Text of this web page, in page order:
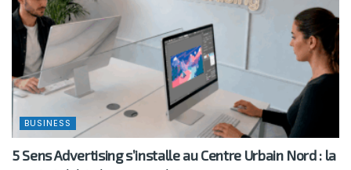
BUSINESS
5 Sens Advertising s’installe au Centre Urbain Nord : la